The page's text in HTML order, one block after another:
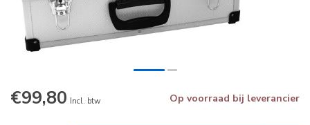
€99,80 Incl. btw Op voorraad bij leverancier